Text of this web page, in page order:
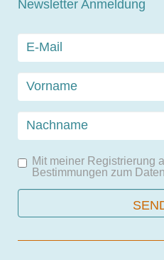
Newsletter Anmeldung
Mit meiner Registrierung
Bestimmungen zum